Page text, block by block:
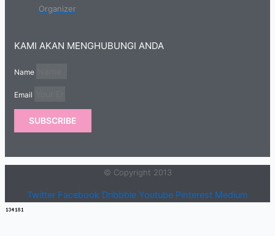
Organizer
KAMI AKAN MENGHUBUNGI ANDA
Name
Email
SUBSCRIBE
© Copyright 2013
Twitter Facebook Dribbble Youtube Pinterest Medium